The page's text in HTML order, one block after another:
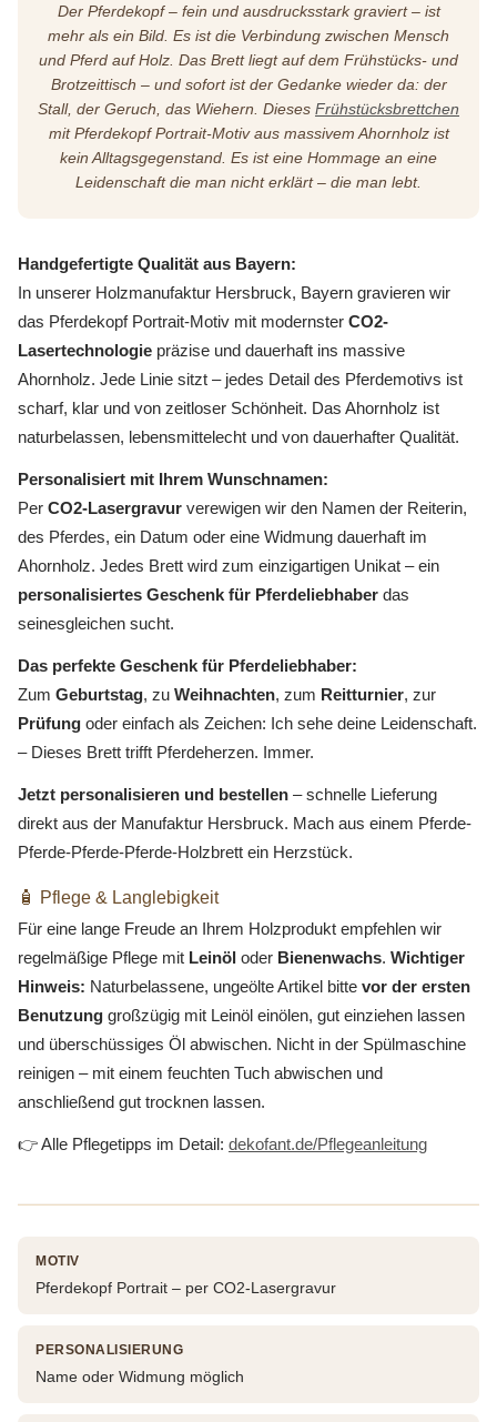
Der Pferdekopf – fein und ausdrucksstark graviert – ist
mehr als ein Bild. Es ist die Verbindung zwischen Mensch
und Pferd auf Holz. Das Brett liegt auf dem Frühstücks- und
Brotzeittisch – und sofort ist der Gedanke wieder da: der
Stall, der Geruch, das Wiehern. Dieses Frühstücksbrettchen
mit Pferdekopf Portrait-Motiv aus massivem Ahornholz ist
kein Alltagsgegenstand. Es ist eine Hommage an eine
Leidenschaft die man nicht erklärt – die man lebt.
Handgefertigte Qualität aus Bayern:
In unserer Holzmanufaktur Hersbruck, Bayern gravieren wir
das Pferdekopf Portrait-Motiv mit modernster CO2-
Lasertechnologie präzise und dauerhaft ins massive
Ahornholz. Jede Linie sitzt – jedes Detail des Pferdemotivs ist
scharf, klar und von zeitloser Schönheit. Das Ahornholz ist
naturbelassen, lebensmittelecht und von dauerhafter Qualität.
Personalisiert mit Ihrem Wunschnamen:
Per CO2-Lasergravur verewigen wir den Namen der Reiterin,
des Pferdes, ein Datum oder eine Widmung dauerhaft im
Ahornholz. Jedes Brett wird zum einzigartigen Unikat – ein
personalisiertes Geschenk für Pferdeliebhaber das
seinesgleichen sucht.
Das perfekte Geschenk für Pferdeliebhaber:
Zum Geburtstag, zu Weihnachten, zum Reitturnier, zur
Prüfung oder einfach als Zeichen: Ich sehe deine Leidenschaft.
– Dieses Brett trifft Pferdeherzen. Immer.
Jetzt personalisieren und bestellen – schnelle Lieferung
direkt aus der Manufaktur Hersbruck. Mach aus einem Pferde-
Pferde-Pferde-Pferde-Holzbrett ein Herzstück.
🧴 Pflege & Langlebigkeit
Für eine lange Freude an Ihrem Holzprodukt empfehlen wir
regelmäßige Pflege mit Leinöl oder Bienenwachs. Wichtiger
Hinweis: Naturbelassene, ungeölte Artikel bitte vor der ersten
Benutzung großzügig mit Leinöl einölen, gut einziehen lassen
und überschüssiges Öl abwischen. Nicht in der Spülmaschine
reinigen – mit einem feuchten Tuch abwischen und
anschließend gut trocknen lassen.
👉 Alle Pflegetipps im Detail: dekofant.de/Pflegeanleitung
MOTIV
Pferdekopf Portrait – per CO2-Lasergravur
PERSONALISIERUNG
Name oder Widmung möglich